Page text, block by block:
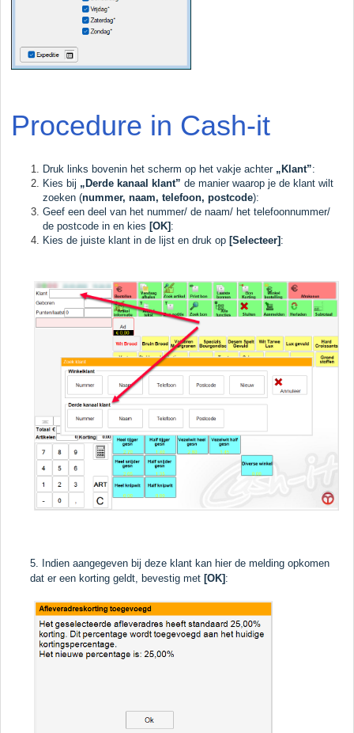
Procedure in Cash-it
Druk links bovenin het scherm op het vakje achter „Klant”:
Kies bij „Derde kanaal klant” de manier waarop je de klant wilt
zoeken (nummer, naam, telefoon, postcode):
Geef een deel van het nummer/ de naam/ het telefoonnummer/
de postcode in en kies [OK] :
Kies de juiste klant in de lijst en druk op [Selecteer] :
5. Indien aangegeven bij deze klant kan hier de melding opkomen
dat er een korting geldt, bevestig met [OK] :